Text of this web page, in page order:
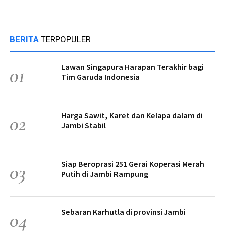
BERITA TERPOPULER
01
Lawan Singapura Harapan Terakhir bagi
Tim Garuda Indonesia
02
Harga Sawit, Karet dan Kelapa dalam di
Jambi Stabil
03
Siap Beroprasi 251 Gerai Koperasi Merah
Putih di Jambi Rampung
04 Sebaran Karhutla di provinsi Jambi